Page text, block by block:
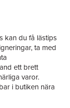
kan du få lästips
ta med
ett brett
varor.
i butiken nära